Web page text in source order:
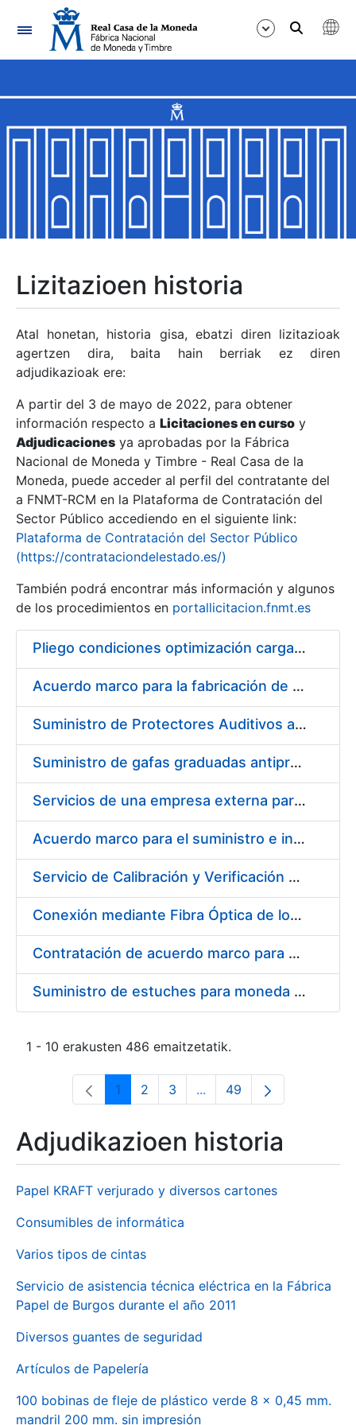
Nabigazioa
Erakutsi/Ezkutatu
Erakutsi/Ezkutatu
Erakutsi/Ezkutatu
Erakutsi/Ezkutatu
Erakutsi/Ezkutatu
Erakutsi/Ezkutatu
Erakutsi/Ezkutatu
Erakutsi/Ezkutatu
Lizitazioen historia
Atal honetan, historia gisa, ebatzi diren lizitazioak
agertzen dira, baita hain berriak ez diren
adjudikazioak ere:
A partir del 3 de mayo de 2022, para obtener
información respecto a Licitaciones en curso y
Adjudicaciones ya aprobadas por la Fábrica
Nacional de Moneda y Timbre - Real Casa de la
Moneda, puede acceder al perfil del contratante del
a FNMT-RCM en la Plataforma de Contratación del
Sector Público accediendo en el siguiente link:
Plataforma de Contratación del Sector Público
(https://contrataciondelestado.es/)
También podrá encontrar más información y algunos
de los procedimientos en portallicitacion.fnmt.es
Pliego condiciones optimización cargas compras firmado
Acuerdo marco para la fabricación de piezas
Suministro de Protectores Auditivos a medida para las personas trabajadoras de los Centros de Trabajo de Madrid y Burgos
Suministro de gafas graduadas antiproyecciones para los trabajadores de la FNMT-RCM en los centros de trabajo de Madrid y Burgos
Servicios de una empresa externa para el asesoramiento y resolución de los recursos de alzada que se presentan relacionados con procesos de selección para la FNMT-RCM
Acuerdo marco para el suministro e instalación de persianas, estores y otros complementos
Servicio de Calibración y Verificación Externa de los Equipos de Medición del Servicio de Prevención de la FNMT-RCM
Conexión mediante Fibra Óptica de los Centros de Proceso de Datos (CPDs) de las sedes de la FNMT-RCM de Burgos y Madrid
Contratación de acuerdo marco para el Suministro de Material de Electricidad para la Fábrica Nacional de Moneda y Timbre-Real Casa de la Moneda en su centro de trabajo de Burgos
Suministro de estuches para moneda de 30 €
1 - 10 erakusten 486 emaitzetatik.
Orrialdea
1 Orrialdea
2 Orrialdea
3 ...Intermediate Pages Use
Orrialdea
49
Adjudikazioen historia
Papel KRAFT verjurado y diversos cartones
Consumibles de informática
Varios tipos de cintas
Servicio de asistencia técnica eléctrica en la Fábrica
Papel de Burgos durante el año 2011
Diversos guantes de seguridad
Artículos de Papelería
100 bobinas de fleje de plástico verde 8 x 0,45 mm.
mandril 200 mm. sin impresión